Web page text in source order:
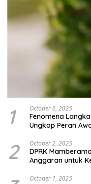
1 October 6, 2025
Fenomena
Ungkap Peran
2 October 2, 2025
DPRK
Anggaran untuk
October 1, 2025